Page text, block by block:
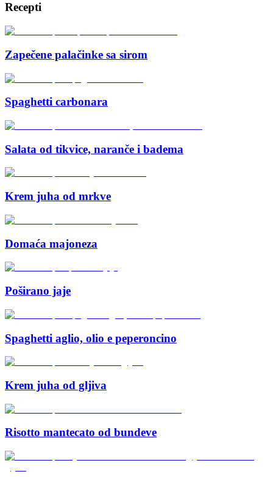
Recepti
Zapečene palačinke sa sirom
Spaghetti carbonara
Salata od tikvice, naranče i badema
Krem juha od mrkve
Domaća majoneza
Poširano jaje
Spaghetti aglio, olio e peperoncino
Krem juha od gljiva
Risotto mantecato od bundeve